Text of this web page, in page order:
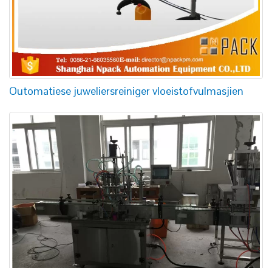
Outomatiese juweliersreiniger vloeistofvulmasjien